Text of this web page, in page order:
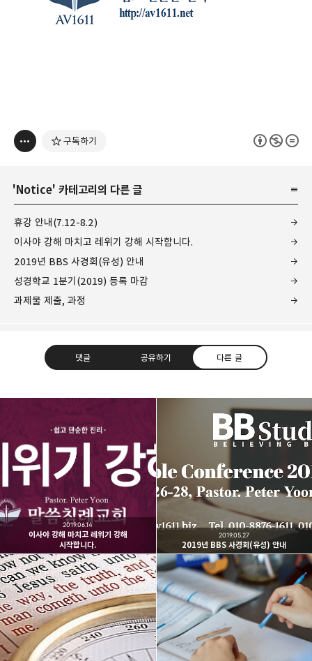
구독하기
'Notice' 카테고리의 다른 글
휴강 안내(7.12-8.2)
이사야 강해 마치고 레위기 강해 시작합니다.
2019년 BBS 사경회(유성) 안내
성경학교 1분기(2019) 등록 마감
과제물 제출, 과정
댓글 공유하기 다른 글
Believing Bible Studies
믿음으로 말씀을 공부하는 성경 학교입니다.
구독하기
구독하기 카카오톡 라인 트위터
카카오스토리 밴드 네이버 블로그
이사야 강해 마치고 레위기 강해
시작합니다.
2019.06.14
2019년 BBS 사경회(유성) 안내
2019.05.27